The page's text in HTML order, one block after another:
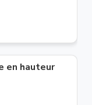
en hauteur